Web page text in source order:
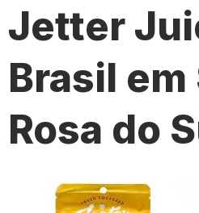
Jetter
Brasil em
Rosa do